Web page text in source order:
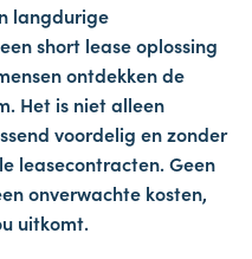
langdurige
short lease oplossing
ontdekken de
Het is niet alleen
voordelig en zonder
leasecontracten. Geen
onverwachte kosten,
uitkomt.